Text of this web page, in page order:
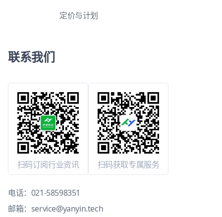
定价与计划
联系我们
扫码订阅行业资讯 扫码获取专属服务
电话： 021-58598351
邮箱： service@yanyin.tech